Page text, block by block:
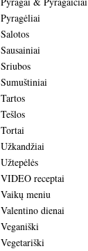
Pyragėliai
Salotos
Sausainiai
Sriubos
Sumuštiniai
Tartos
Tešlos
Tortai
Užkandžiai
Užtepėlės
VIDEO receptai
Vaikų meniu
Valentino dienai
Veganiški
Vegetariški